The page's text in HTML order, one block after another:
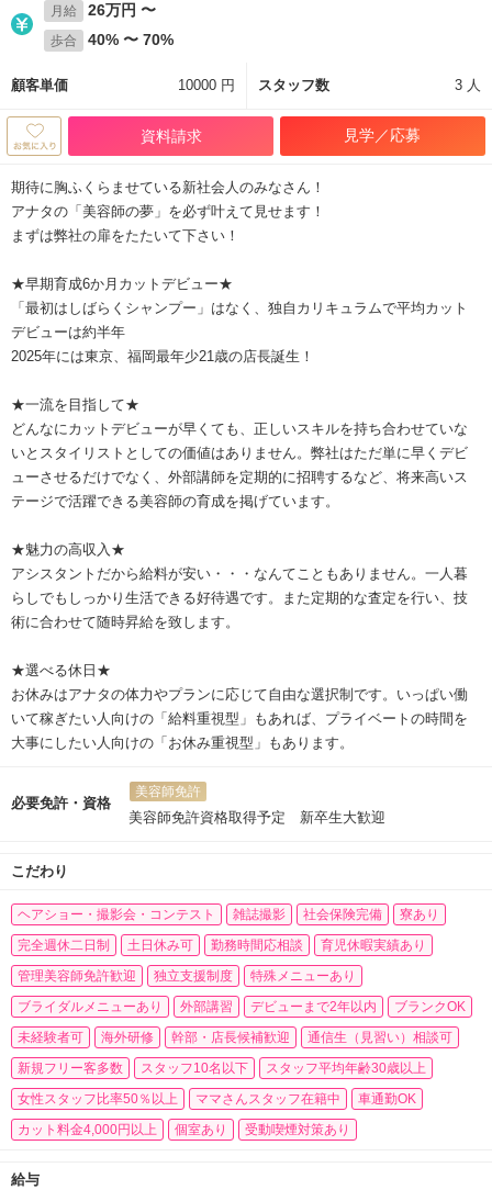
月給 26万円 〜
歩合 40% 〜 70%
顧客単価 10000 円 スタッフ数 3 人
資料請求 見学／応募
期待に胸ふくらませている新社会人のみなさん！
アナタの「美容師の夢」を必ず叶えて見せます！
まずは弊社の扉をたたいて下さい！
★早期育成6か月カットデビュー★
「最初はしばらくシャンプー」はなく、独自カリキュラムで平均カット
デビューは約半年
2025年には東京、福岡最年少21歳の店長誕生！
★一流を目指して★
どんなにカットデビューが早くても、正しいスキルを持ち合わせていな
いとスタイリストとしての価値はありません。弊社はただ単に早くデビ
ューさせるだけでなく、外部講師を定期的に招聘するなど、将来高いス
テージで活躍できる美容師の育成を掲げています。
★魅力の高収入★
アシスタントだから給料が安い・・・なんてこともありません。一人暮
らしでもしっかり生活できる好待遇です。また定期的な査定を行い、技
術に合わせて随時昇給を致します。
★選べる休日★
お休みはアナタの体力やプランに応じて自由な選択制です。いっぱい働
いて稼ぎたい人向けの「給料重視型」もあれば、プライベートの時間を
大事にしたい人向けの「お休み重視型」もあります。
必要免許・資格
美容師免許
美容師免許資格取得予定 新卒生大歓迎
こだわり
ヘアショー・撮影会・コンテスト 雑誌撮影 社会保険完備
寮あり
完全週休二日制
土日休み可 勤務時間応相談
育児休暇実績あり
管理美容師免許歓迎
独立支援制度
特殊メニューあり
ブライダルメニューあり
外部講習 デビューまで2年以内
ブランクOK
未経験者可
海外研修 幹部・店長候補歓迎
通信生（見習い）相談可
新規フリー客多数
スタッフ10名以下
スタッフ平均年齢30歳以上
女性スタッフ比率50％以上
ママさんスタッフ在籍中
車通勤OK
カット料金4,000円以上
個室あり 受動喫煙対策あり
給与